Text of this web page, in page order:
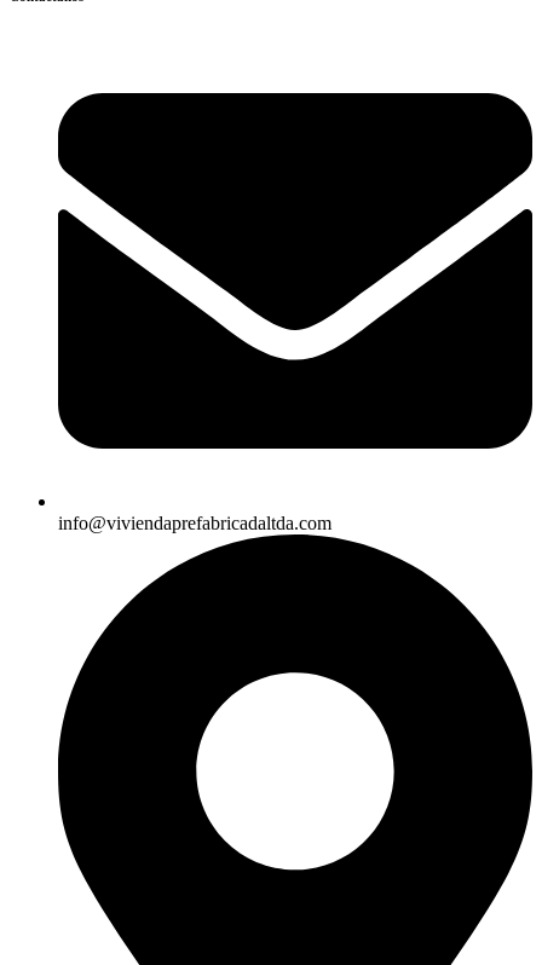
info@viviendaprefabricadaltda.com